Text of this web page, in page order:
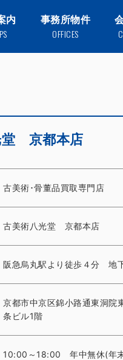
内 事務所物件
OFFICES
光堂 京都本
古美術･骨董品買取専門店
古美術八光堂 京都本店
阪急烏丸駅より徒歩４分 地
京都市中京区錦小路通東洞
条ビル1階
10:00～18:00 年中無休(年